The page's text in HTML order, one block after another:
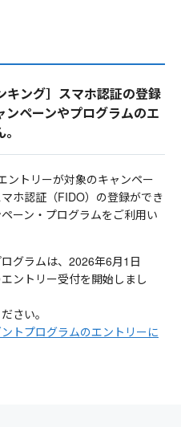
キング］スマホ認証の登録
ンペーンやプログラムのエ
ントリーが対象のキャンペー
ホ認証（FIDO）の登録ができ
ーン・プログラムをご利用い
グラムは、2026年6月1日
エントリー受付を開始しまし
さい。
トプログラムのエントリーに